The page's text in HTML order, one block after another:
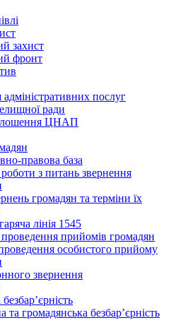
захист
фронт
послуг
ради
ЦНАП
правова база
з питань звернення
громадян та терміни їх
лінія 1545
прийомів громадян
особистого прийому
звернення
та громадянська безбар’єрність